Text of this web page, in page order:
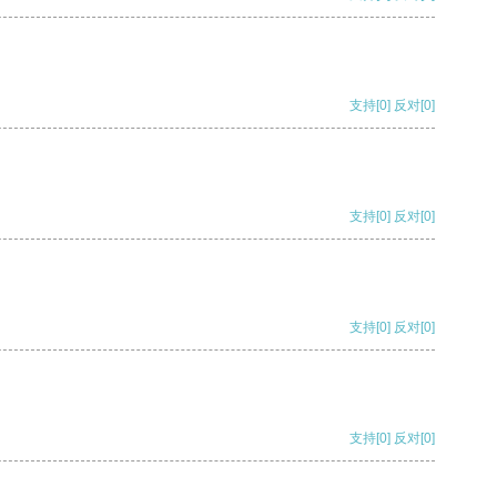
支持[0] 反对[0]
支持[0] 反对[0]
支持[0] 反对[0]
支持[0] 反对[0]